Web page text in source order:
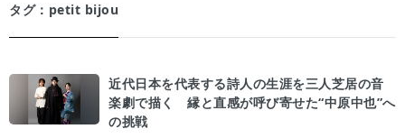
タグ：petit bijou
近代日本を代表する詩人の生涯を三人芝居の音
楽劇で描く 縁と直感が呼び寄せた“中原中也”へ
の挑戦